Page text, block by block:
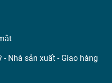
Nhà sản xuất - Giao hàng